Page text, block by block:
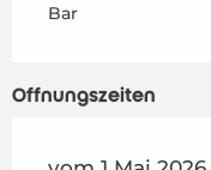
Bar
Öffnungszeiten